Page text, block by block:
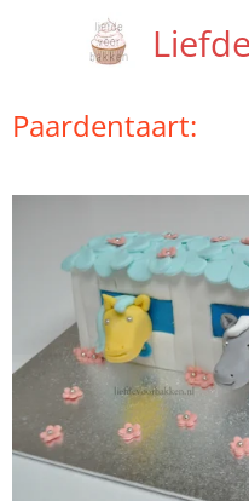
de
hoofdinhoud
Paardentaart: